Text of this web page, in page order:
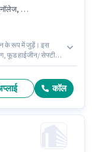
टेकिंग
के रूप में जुड़ें। इस
फूड हाईजीन/ सेफ्टी,
अकॉमोडेशन पद औरकॉल